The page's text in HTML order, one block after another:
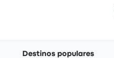
Destinos populares